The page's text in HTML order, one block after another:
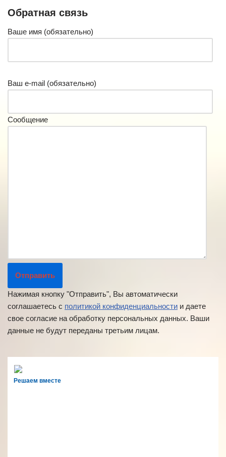
Обратная связь
Ваше имя (обязательно)
Ваш e-mail (обязательно)
Сообщение
Нажимая кнопку "Отправить", Вы автоматически
соглашаетесь с политикой конфиденциальности и даете
свое согласие на обработку персональных данных. Ваши
данные не будут переданы третьим лицам.
Решаем вместе